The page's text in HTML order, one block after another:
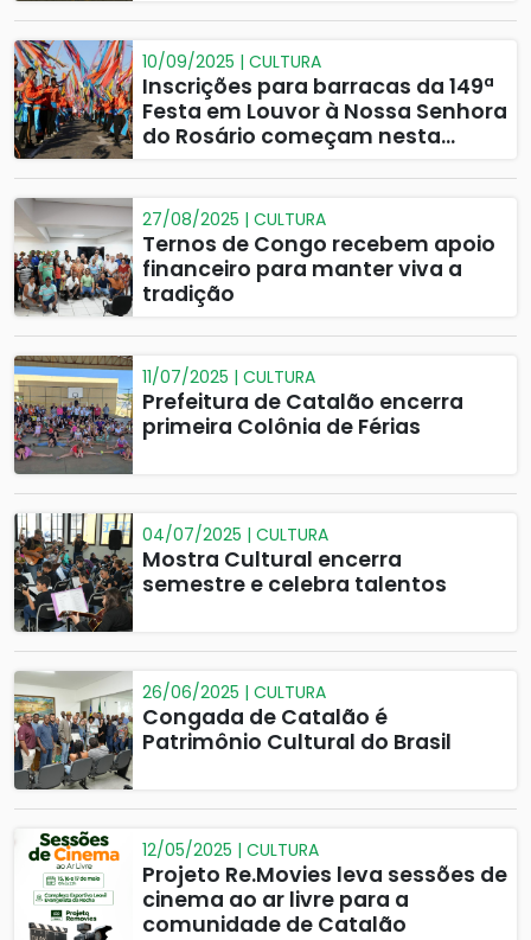
10/09/2025 | CULTURA
Inscrições para barracas da 149ª
Festa em Louvor à Nossa Senhora
do Rosário começam nesta
27/08/2025 | CULTURA
Ternos de Congo recebem apoio
financeiro para manter viva a
tradição
11/07/2025 | CULTURA
Prefeitura de Catalão encerra
primeira Colônia de Férias
04/07/2025 | CULTURA
Mostra Cultural encerra
semestre e celebra talentos
26/06/2025 | CULTURA
Congada de Catalão é
Patrimônio Cultural do Brasil
12/05/2025 | CULTURA
Projeto Re.Movies leva sessões de
cinema ao ar livre para a
comunidade de Catalão